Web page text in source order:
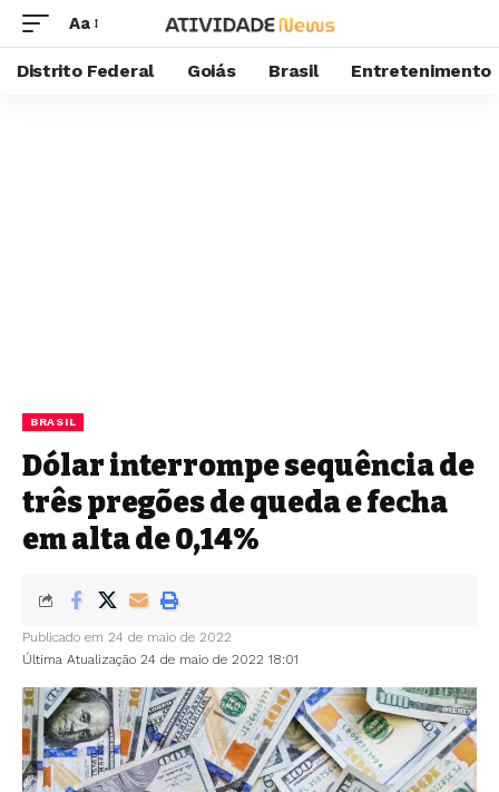
Aa
Distrito Federal Goiás Brasil Entretenimento
BRASIL
Dólar interrompe sequência de
três pregões de queda e fecha
em alta de 0,14%
Última Atualização 24 de maio de 2022 18:01
Publicado em 24 de maio de 2022